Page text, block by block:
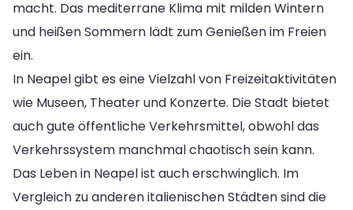
macht. Das mediterrane Klima mit milden Wintern
und heißen Sommern lädt zum Genießen im Freien
ein.
In Neapel gibt es eine Vielzahl von Freizeitaktivitäten
wie Museen, Theater und Konzerte. Die Stadt bietet
auch gute öffentliche Verkehrsmittel, obwohl das
Verkehrssystem manchmal chaotisch sein kann.
Das Leben in Neapel ist auch erschwinglich. Im
Vergleich zu anderen italienischen Städten sind die